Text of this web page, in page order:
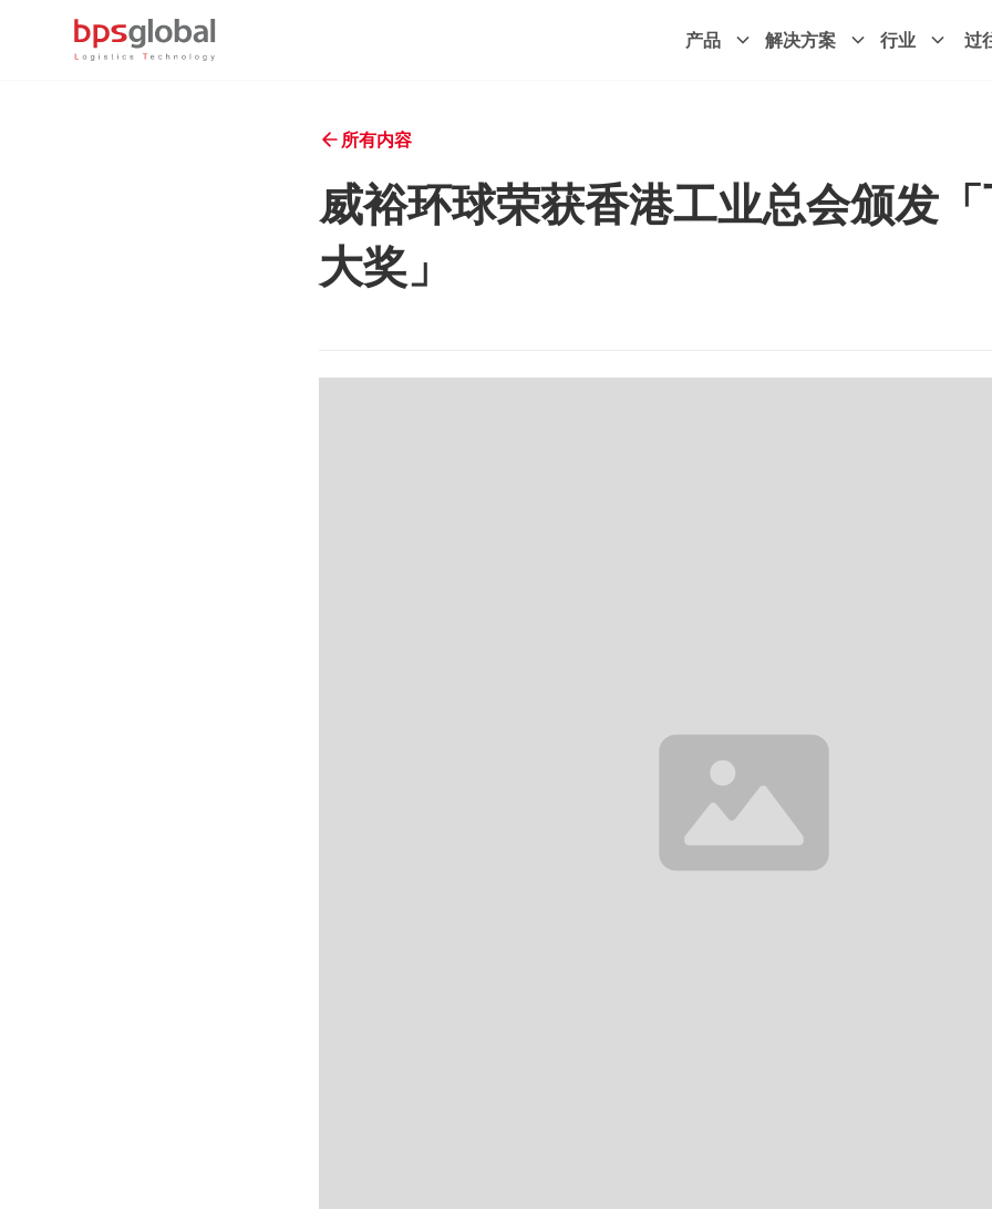
产品 解决方案 行业 过
所有内容
威裕环球荣获香港工业总会颁发
大奖」